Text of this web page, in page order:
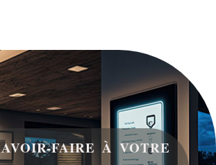
FAIRE À VOTRE